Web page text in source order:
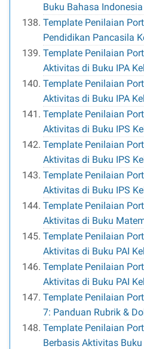
Buku Bahasa
Template Penilaian
Pendidikan Pancasila
Template Penilaian
Aktivitas di Buku IPA
Template Penilaian
Aktivitas di Buku IPA
Template Penilaian
Aktivitas di Buku IPS
Template Penilaian
Aktivitas di Buku IPS
Template Penilaian
Aktivitas di Buku IPS
Template Penilaian
Aktivitas di Buku
Template Penilaian
Aktivitas di Buku PAI
Template Penilaian
Aktivitas di Buku PAI
Template Penilaian
7: Panduan Rubrik &
Template Penilaian
Berbasis Aktivitas